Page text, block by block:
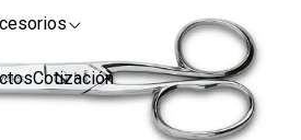
Cotización